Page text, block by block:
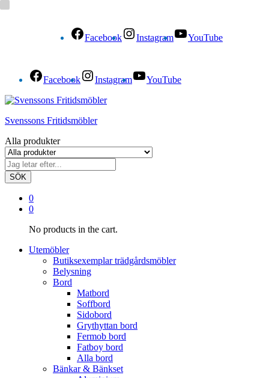
Facebook Instagram YouTube
Facebook Instagram YouTube
Svenssons Fritidsmöbler
Alla produkter
SÖK
0
0
No products in the cart.
Utemöbler
Butiksexemplar trädgårdsmöbler
Belysning
Bord
Matbord
Soffbord
Sidobord
Grythyttan bord
Fermob bord
Fatboy bord
Alla bord
Bänkar & Bänkset